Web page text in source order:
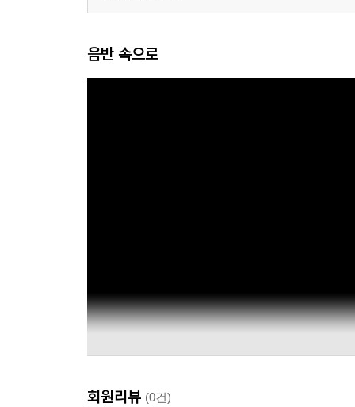
음반 속으로
회원리뷰 (0건)